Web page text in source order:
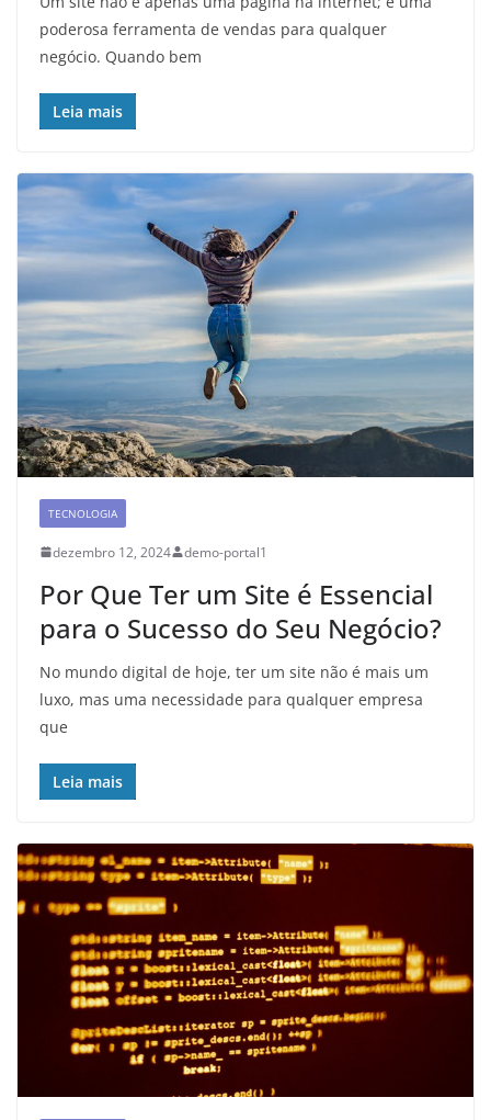
poderosa ferramenta de vendas para qualquer
negócio. Quando bem
Leia mais
TECNOLOGIA
dezembro 12, 2024 demo-portal1
Por Que Ter um Site é Essencial
para o Sucesso do Seu Negócio?
No mundo digital de hoje, ter um site não é mais um
luxo, mas uma necessidade para qualquer empresa
que
Leia mais